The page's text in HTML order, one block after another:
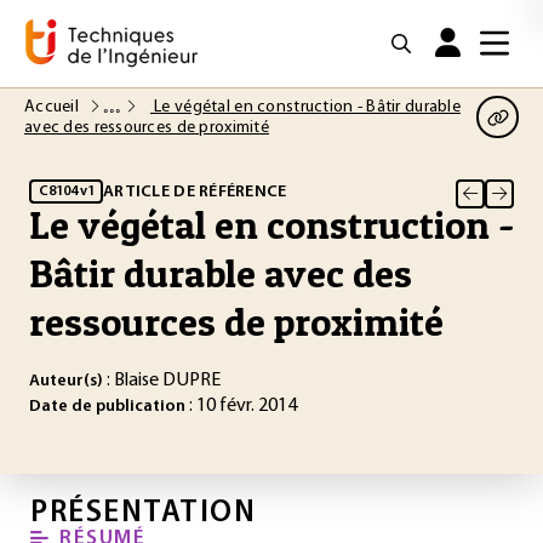
Accueil
Le végétal en construction - Bâtir durable
avec des ressources de proximité
C8104 v1 ARTICLE DE RÉFÉRENCE
Le végétal en construction -
Bâtir durable avec des
ressources de proximité
Auteur(s) : Blaise DUPRE
Date de publication : 10 févr. 2014
PRÉSENTATION
RÉSUMÉ